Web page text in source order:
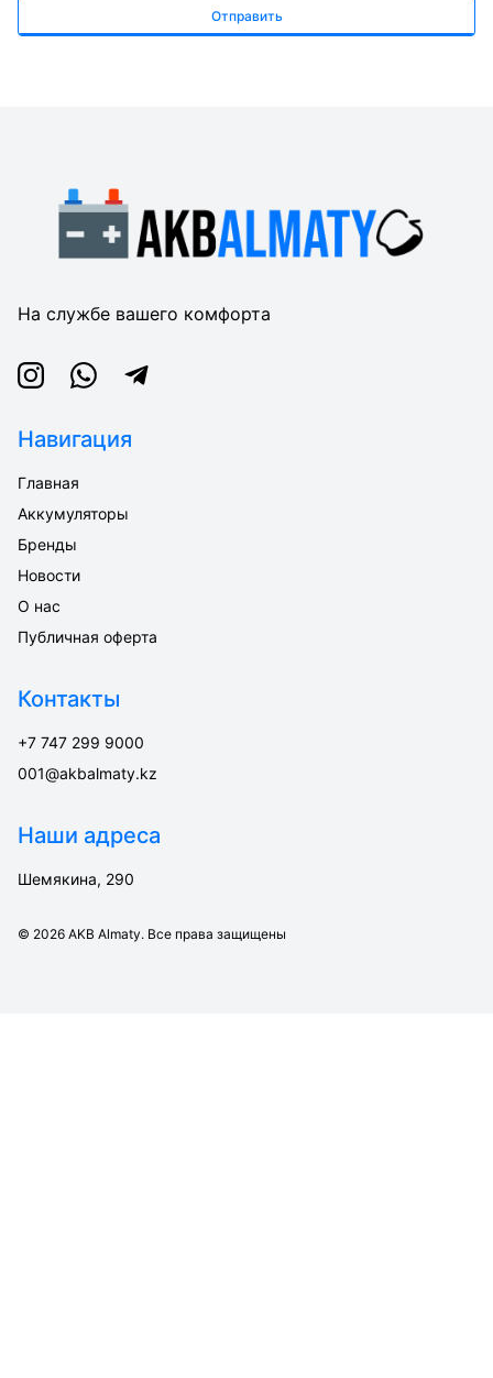
Отправить
На службе вашего комфорта
InstagramWhatsappTelegram
Навигация
Главная
Аккумуляторы
Бренды
Новости
О нас
Публичная оферта
Контакты
+7 747 299 9000
001@akbalmaty.kz
Наши адреса
Шемякина, 290
© 2026 AKB Almaty. Все права защищены